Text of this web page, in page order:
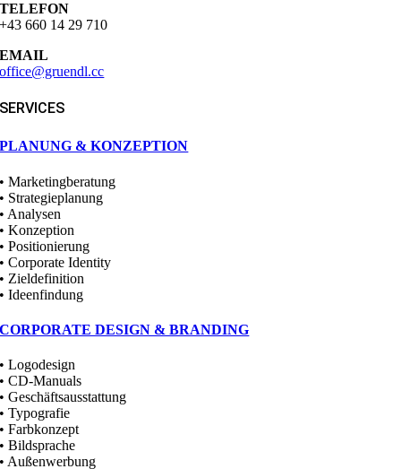
TELEFON
+43 660 14 29 710
EMAIL
office@gruendl.cc
SERVICES
PLANUNG & KONZEPTION
• Marketingberatung
• Strategieplanung
• Analysen
• Konzeption
• Positionierung
• Corporate Identity
• Zieldefinition
• Ideenfindung
CORPORATE DESIGN & BRANDING
• Logodesign
• CD-Manuals
• Geschäftsausstattung
• Typografie
• Farbkonzept
• Bildsprache
• Außenwerbung